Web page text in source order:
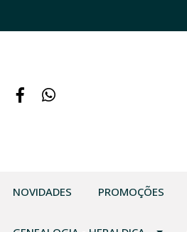
NOVIDADES PROMOÇÕES